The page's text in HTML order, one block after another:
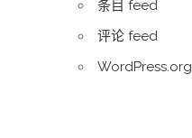
条目 feed
评论 feed
WordPress.org